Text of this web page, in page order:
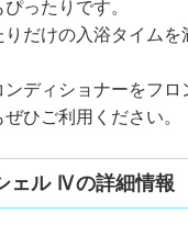
ったりです。
だけの入浴タイムを
ディショナーをフロ
ひご利用ください。
ェル Ⅳの詳細情報